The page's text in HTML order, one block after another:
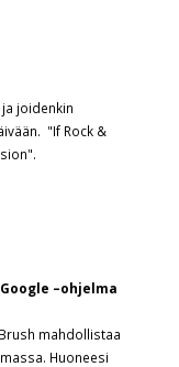
joidenkin
"If Rock &
–ohjelma
mahdollistaa
Huoneesi